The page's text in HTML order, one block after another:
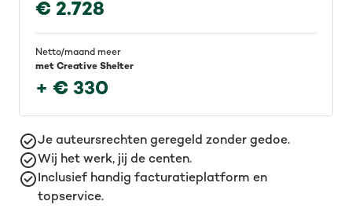
€ 2.728
Netto/maand meer
met Creative Shelter
+ € 330
Je auteursrechten geregeld zonder gedoe.
Wij het werk, jij de centen.
Inclusief handig facturatieplatform en
topservice.